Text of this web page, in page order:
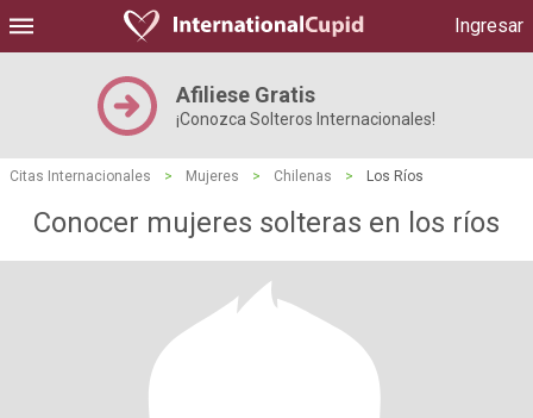
Ingresar
Afiliese Gratis
¡Conozca Solteros Internacionales!
Citas Internacionales > Mujeres > Chilenas > Los Ríos
Conocer mujeres solteras en los ríos